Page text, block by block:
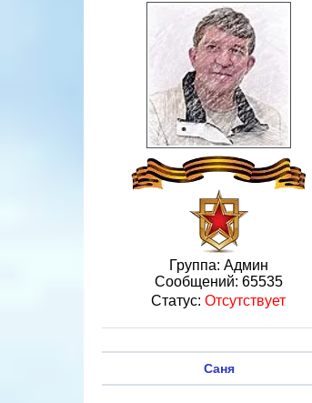
Группа: Админ
Сообщений: 65535
Статус: Отсутствует
Саня